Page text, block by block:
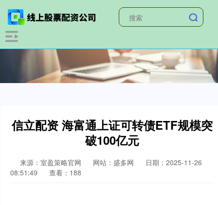
信立配资 海富通上证可转债ETF规模突
破100亿元
来源：室盈策略官网 网站：盛多网
日期：2025-11-26
08:51:49
查看：188